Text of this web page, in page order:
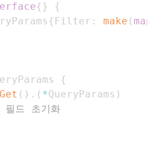
{ }
{
{ Filter : make ( map
{
Get ( ) . ( *QueryParams )
드 초기화